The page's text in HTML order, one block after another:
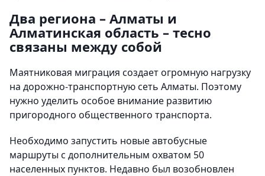
Два региона – Алматы и
Алматинская область – тесно
связаны между собой
Маятниковая миграция создает огромную нагрузку
на дорожно-транспортную сеть Алматы. Поэтому
нужно уделить особое внимание развитию
пригородного общественного транспорта.
Необходимо запустить новые автобусные
маршруты с дополнительным охватом 50
населенных пунктов. Недавно был возобновлен